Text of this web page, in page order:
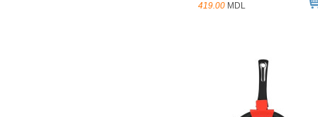
419.00 MDL